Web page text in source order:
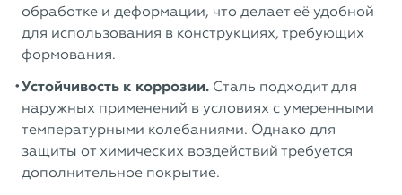
обработке и деформации, что делает её удобной
для использования в конструкциях, требующих
формования.
Устойчивость к коррозии. Сталь подходит для
наружных применений в условиях с умеренными
температурными колебаниями. Однако для
защиты от химических воздействий требуется
дополнительное покрытие.